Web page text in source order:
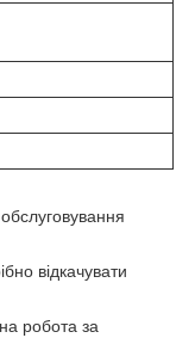
відкачувати
робота за